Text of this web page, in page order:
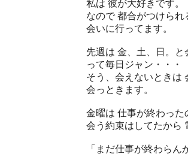
私は 彼が大好きです。
なので 都合がつけら
会いに行ってます。
先週は 金、土、日。と
って毎日ジャン・・・
そう、会えないときは
会っときます。
金曜は 仕事が終わった
会う約束はしてたから
「まだ仕事が終わらん